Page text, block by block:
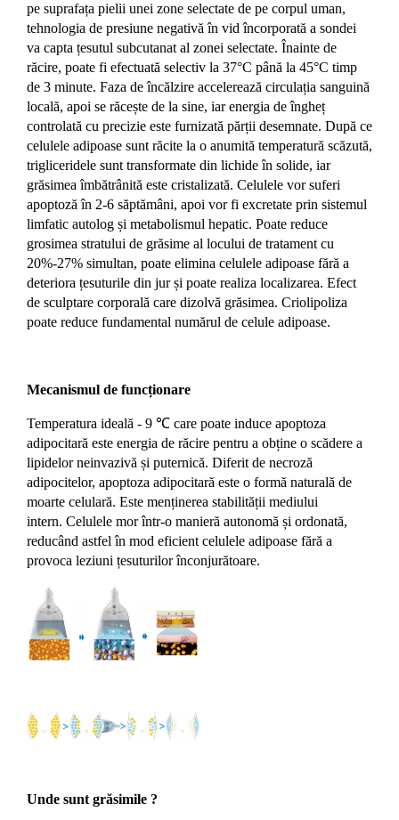
pe suprafața pielii unei zone selectate de pe corpul uman,
tehnologia de presiune negativă în vid încorporată a sondei
va capta țesutul subcutanat al zonei selectate. Înainte de
răcire, poate fi efectuată selectiv la 37°C până la 45°C timp
de 3 minute. Faza de încălzire accelerează circulația sanguină
locală, apoi se răcește de la sine, iar energia de îngheț
controlată cu precizie este furnizată părții desemnate. După ce
celulele adipoase sunt răcite la o anumită temperatură scăzută,
trigliceridele sunt transformate din lichide în solide, iar
grăsimea îmbătrânită este cristalizată. Celulele vor suferi
apoptoză în 2-6 săptămâni, apoi vor fi excretate prin sistemul
limfatic autolog și metabolismul hepatic. Poate reduce
grosimea stratului de grăsime al locului de tratament cu
20%-27% simultan, poate elimina celulele adipoase fără a
deteriora țesuturile din jur și poate realiza localizarea. Efect
de sculptare corporală care dizolvă grăsimea. Criolipoliza
poate reduce fundamental numărul de celule adipoase.
Mecanismul de funcționare
Temperatura ideală - 9 ℃ care poate induce apoptoza
adipocitară este energia de răcire pentru a obține o scădere a
lipidelor neinvazivă și puternică. Diferit de necroză
adipocitelor, apoptoza adipocitară este o formă naturală de
moarte celulară. Este menținerea stabilității mediului
intern. Celulele mor într-o manieră autonomă și ordonată,
reducând astfel în mod eficient celulele adipoase fără a
provoca leziuni țesuturilor înconjurătoare.
Unde sunt grăsimile ?